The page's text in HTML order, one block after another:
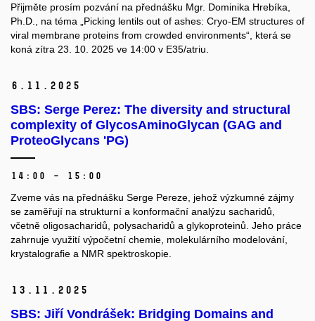
Přijměte prosím pozvání na přednášku Mgr. Dominika Hrebíka,
Ph.D., na téma „ Picking lentils out of ashes: Cryo-EM structures of
viral membrane proteins from crowded environments“, která se
koná zítra 23. 10. 2025 ve 14:00 v E35/atriu.
6. 11. 2025
SBS: Serge Perez: The diversity and structural
complexity of GlycosAminoGlycan (GAG and
ProteoGlycans 'PG)
14:00 – 15:00
Zveme vás na přednášku Serge Pereze, jehož výzkumné zájmy
se zaměřují na strukturní a konformační analýzu sacharidů,
včetně oligosacharidů, polysacharidů a glykoproteinů. Jeho práce
zahrnuje využití výpočetní chemie, molekulárního modelování,
krystalografie a NMR spektroskopie.
13. 11. 2025
SBS: Jiří Vondrášek: Bridging Domains and